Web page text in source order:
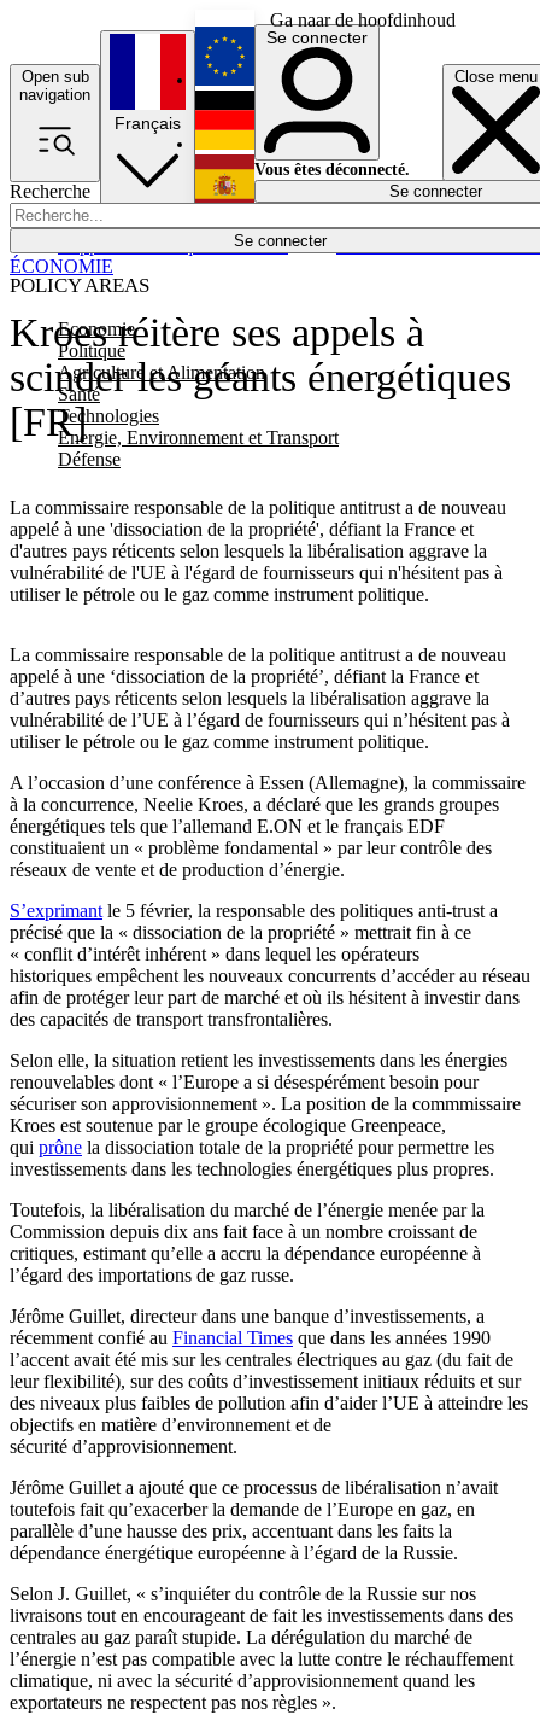
Ga naar de hoofdinhoud
Open sub
navigation
Close menu
Recherche
Se connecter
POLICY AREAS
Economie
Politique
Agriculture et Alimentation
Santé
Technologies
Energie, Environnement et Transport
Défense
Économie
Français
English
Deutsch
Español
Se connecter
Vous êtes déconnecté.
Se connecter
Kroes réitère ses appels à
scinder les géants énergétiques
[FR]
La commissaire responsable de la politique antitrust a de nouveau
appelé à une 'dissociation de la propriété', défiant la France et
d'autres pays réticents selon lesquels la libéralisation aggrave la
vulnérabilité de l'UE à l'égard de fournisseurs qui n'hésitent pas à
utiliser le pétrole ou le gaz comme instrument politique.
ÉCONOMIE
La commissaire responsable de la politique antitrust a de nouveau
appelé à une ‘dissociation de la propriété’, défiant la France et
d’autres pays réticents selon lesquels la libéralisation aggrave la
vulnérabilité de l’UE à l’égard de fournisseurs qui n’hésitent pas à
utiliser le pétrole ou le gaz comme instrument politique.
A l’occasion d’une conférence à Essen (Allemagne), la commissaire
à la concurrence, Neelie Kroes, a déclaré que les grands groupes
énergétiques tels que l’allemand E.ON et le français EDF
constituaient un « problème fondamental » par leur contrôle des
réseaux de vente et de production d’énergie.
S’exprimant le 5 février, la responsable des politiques anti-trust a
précisé que la « dissociation de la propriété » mettrait fin à ce
« conflit d’intérêt inhérent » dans lequel les opérateurs
historiques empêchent les nouveaux concurrents d’accéder au réseau
afin de protéger leur part de marché et où ils hésitent à investir dans
des capacités de transport transfrontalières.
Selon elle, la situation retient les investissements dans les énergies
renouvelables dont « l’Europe a si désespérément besoin pour
sécuriser son approvisionnement ». La position de la commmissaire
Kroes est soutenue par le groupe écologique Greenpeace,
qui prône la dissociation totale de la propriété pour permettre les
investissements dans les technologies énergétiques plus propres.
Toutefois, la libéralisation du marché de l’énergie menée par la
Commission depuis dix ans fait face à un nombre croissant de
critiques, estimant qu’elle a accru la dépendance européenne à
l’égard des importations de gaz russe.
Jérôme Guillet, directeur dans une banque d’investissements, a
récemment confié au Financial Times que dans les années 1990
l’accent avait été mis sur les centrales électriques au gaz (du fait de
leur flexibilité), sur des coûts d’investissement initiaux réduits et sur
des niveaux plus faibles de pollution afin d’aider l’UE à atteindre les
objectifs en matière d’environnement et de
sécurité d’approvisionnement.
Jérôme Guillet a ajouté que ce processus de libéralisation n’avait
toutefois fait qu’exacerber la demande de l’Europe en gaz, en
parallèle d’une hausse des prix, accentuant dans les faits la
dépendance énergétique européenne à l’égard de la Russie.
Selon J. Guillet, « s’inquiéter du contrôle de la Russie sur nos
livraisons tout en encourageant de fait les investissements dans des
centrales au gaz paraît stupide. La dérégulation du marché de
l’énergie n’est pas compatible avec la lutte contre le réchauffement
climatique, ni avec la sécurité d’approvisionnement quand les
exportateurs ne respectent pas nos règles ».